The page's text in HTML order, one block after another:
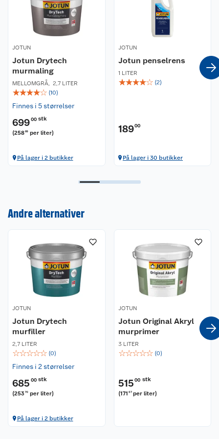
JOTUN
Jotun Drytech
murmaling
MELLOMGRÅ 2,7 LITER
☆☆☆☆☆ (10)
Finnes i 5 størrelser
69900 stk
(25889 per liter)
På lager i 2 butikker
JOTUN
Jotun penselrens
1 LITER
☆☆☆☆☆ (2)
18900
På lager i 30 butikker
Andre alternativer
JOTUN
Jotun Drytech
murfiller
2,7 LITER
☆☆☆☆☆ (0)
Finnes i 2 størrelser
685 00 stk
(25370 per liter)
På lager i 2 butikker
JOTUN
Jotun Original Akryl
murprimer
3 LITER
☆☆☆☆☆ (0)
515 00 stk
(171 67 per liter)
Nyheter
Våre butikker
Våre merkevarer
Coop kjeder
Ledige stillinger
Bærekraft
Samvirkelag
Kundeservice
Angre- og returrett
Reklamasjon og garanti
Ofte stilte spørsmål
Betalingsalternativer
Leveringsalternativer
Pakkesporing
Kjøpsvilkår
Åpent kjøp
Coop medlem
Klikk og hent
Festdrakter til hele familien
Hagemøbler og utemøbler